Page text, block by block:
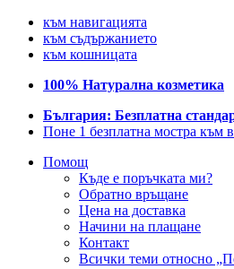
към навигацията
към съдържанието
към кошницата
100% Натурална козметика
България: Безплатна
Поне 1 безплатна мостра към
Помощ
Къде е поръчката ми?
Обратно връщане
Цена на доставка
Начини на плащане
Контакт
Всички теми относно